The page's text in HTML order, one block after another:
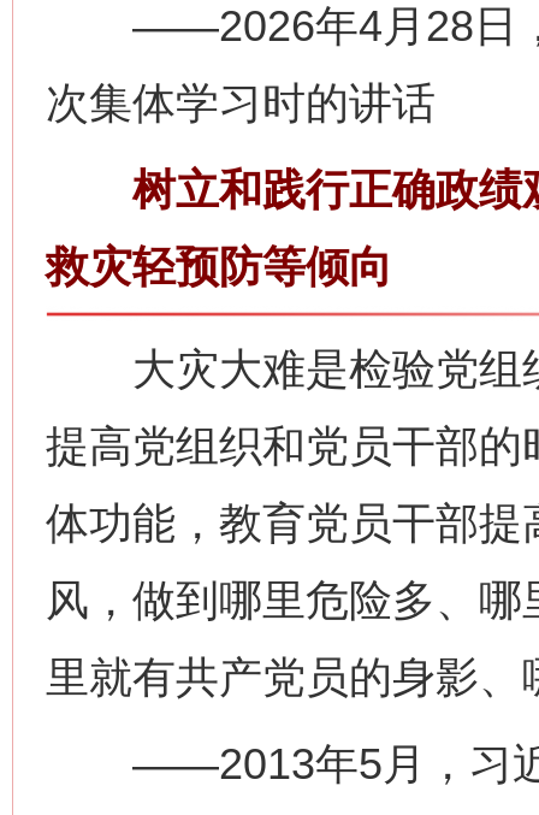
——2026年4月28日，
次集体学习时的讲话
树立和践行正确政绩
救灾轻预防等倾向
大灾大难是检验党组
提高党组织和党员干部
体功能，教育党员干部
风，做到哪里危险多、
里就有共产党员的身影
——2013年5月，习近